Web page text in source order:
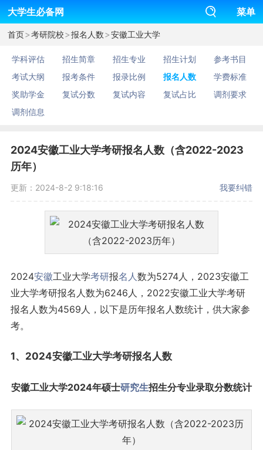
大学生必备网 菜单
首页>考研院校>报名人数>安徽工业大学
学科评估 招生简章 招生专业 招生计划
参考书目
考试大纲
报考条件 报录比例 报名人数
学费标准
奖助学金
复试分数 复试内容 复试占比
调剂要求
调剂信息
2024安徽工业大学考研报名人数（含2022-2023
历年）
更新：2024-8-2 9:18:16 我要纠错
2024安徽工业大学考研报名人数为5274人，2023安徽工
业大学考研报名人数为6246人，2022安徽工业大学考研
报名人数为4569人，以下是历年报名人数统计，供大家参
考。
1、2024安徽工业大学考研报名人数
安徽工业大学2024年硕士研究生招生分专业录取分数统计